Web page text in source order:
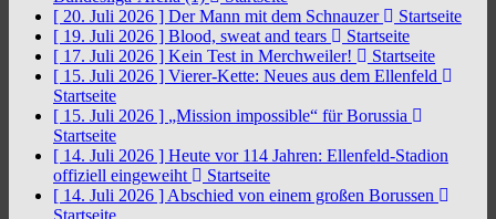
[ 20. Juli 2026 ] Der Mann mit dem Schnauzer
Startseite
[ 19. Juli 2026 ] Blood, sweat and tears
Startseite
[ 17. Juli 2026 ] Kein Test in Merchweiler!
Startseite
[ 15. Juli 2026 ] Vierer-Kette: Neues aus dem Ellenfeld
Startseite
[ 15. Juli 2026 ] „Mission impossible“ für Borussia
Startseite
[ 14. Juli 2026 ] Heute vor 114 Jahren: Ellenfeld-Stadion
offiziell eingeweiht
Startseite
[ 14. Juli 2026 ] Abschied von einem großen Borussen
Startseite